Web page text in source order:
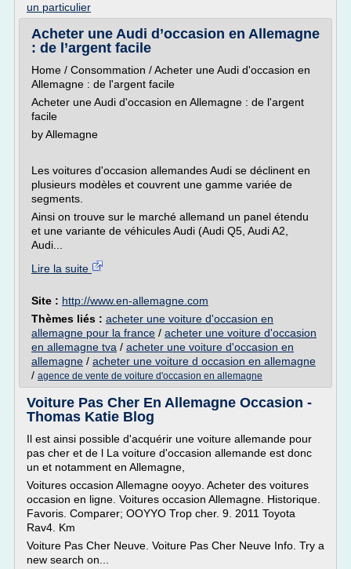
un particulier
Acheter une Audi d’occasion en Allemagne
: de l’argent facile
Home / Consommation / Acheter une Audi d'occasion en
Allemagne : de l'argent facile
Acheter une Audi d'occasion en Allemagne : de l'argent
facile
by Allemagne
Les voitures d'occasion allemandes Audi se déclinent en
plusieurs modèles et couvrent une gamme variée de
segments.
Ainsi on trouve sur le marché allemand un panel étendu
et une variante de véhicules Audi (Audi Q5, Audi A2,
Audi...
Lire la suite
Site : http://www.en-allemagne.com
Thèmes liés : acheter une voiture d'occasion en
allemagne pour la france / acheter une voiture d'occasion
en allemagne tva / acheter une voiture d'occasion en
allemagne / acheter une voiture d occasion en allemagne
/ agence de vente de voiture d'occasion en allemagne
Voiture Pas Cher En Allemagne Occasion -
Thomas Katie Blog
Il est ainsi possible d'acquérir une voiture allemande pour
pas cher et de l La voiture d'occasion allemande est donc
un et notamment en Allemagne,
Voitures occasion Allemagne ooyyo. Acheter des voitures
occasion en ligne. Voitures occasion Allemagne. Historique.
Favoris. Comparer; OOYYO Trop cher. 9. 2011 Toyota
Rav4. Km
Voiture Pas Cher Neuve. Voiture Pas Cher Neuve Info. Try a
new search on...